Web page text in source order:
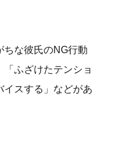
ちな彼氏のNG行動
ふざけたテンショ
イスする」などがあ